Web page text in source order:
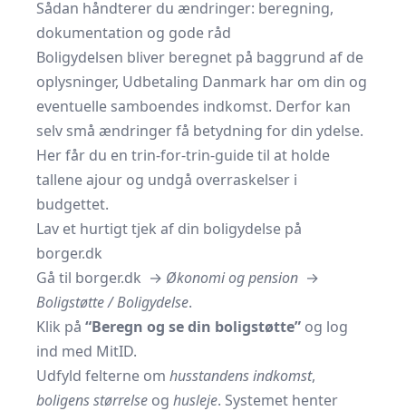
Sådan håndterer du ændringer: beregning,
dokumentation og gode råd
Boligydelsen bliver beregnet på baggrund af de
oplysninger, Udbetaling Danmark har om din og
eventuelle samboendes indkomst. Derfor kan
selv små ændringer få betydning for din ydelse.
Her får du en trin-for-trin-guide til at holde
tallene ajour og undgå overraskelser i
budgettet.
Lav et hurtigt tjek af din boligydelse på
borger.dk
Gå til borger.dk → Økonomi og pension →
Boligstøtte / Boligydelse.
Klik på “Beregn og se din boligstøtte” og log
ind med MitID.
Udfyld felterne om husstandens indkomst,
boligens størrelse og husleje. Systemet henter